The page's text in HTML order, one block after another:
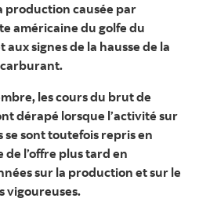
production causée par
américaine du golfe du
aux signes de la hausse de la
les cours du brut de
dérapé lorsque l’activité sur
se sont toutefois repris en
de l’offre plus tard en
sur la production et sur le
vigoureuses.